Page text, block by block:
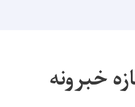
خبرونه